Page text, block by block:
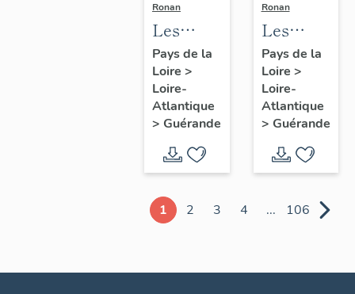
Ronan
Les
châteaux
et
manoirs
de
Guérande
Pays de la
Loire >
Loire-
Atlantique
> Guérande
Ronan
Les
blockhaus
de
Guérande
Pays de la
Loire >
Loire-
Atlantique
> Guérande
1 2 3 4 ... 106